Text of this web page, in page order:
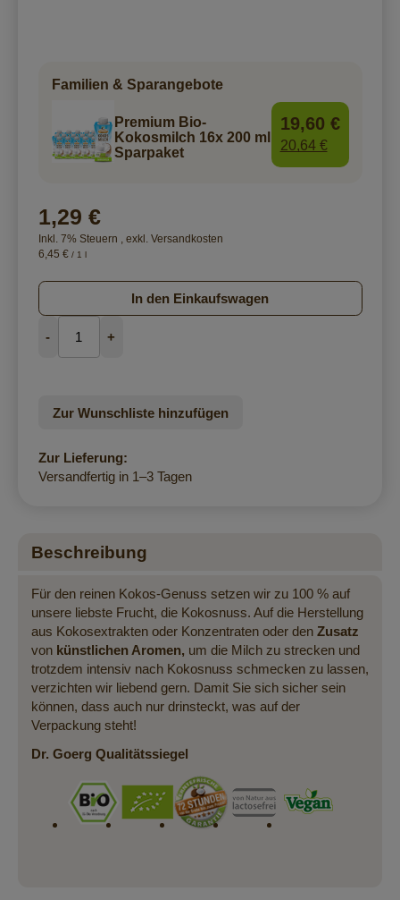
Familien & Sparangebote
Premium Bio-
Kokosmilch 16x 200 ml
Sparpaket
19,60 €
20,64 €
1,29 €
Inkl. 7% Steuern , exkl. Versandkosten
6,45 €/ 1 l
In den Einkaufswagen
- +
Zur Wunschliste hinzufügen
Zur Lieferung:
Versandfertig in 1–3 Tagen
Beschreibung
Für den reinen Kokos-Genuss setzen wir zu 100 % auf
unsere liebste Frucht, die Kokosnuss. Auf die Herstellung
aus Kokosextrakten oder Konzentraten oder den Zusatz
von künstlichen Aromen, um die Milch zu strecken und
trotzdem intensiv nach Kokosnuss schmecken zu lassen,
verzichten wir liebend gern. Damit Sie sich sicher sein
können, dass auch nur drinsteckt, was auf der
Verpackung steht!
Dr. Goerg Qualitätssiegel